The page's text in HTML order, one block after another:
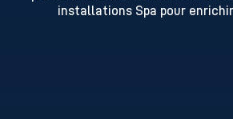
installations Spa pour